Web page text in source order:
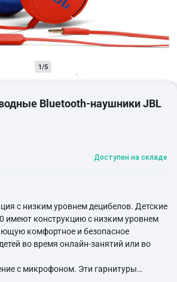
1/5
Bluetooth-наушники JBL
Доступен на складе
с низким уровнем децибелов. Детские
имеют конструкцию с низким уровнем
комфортное и безопасное
во время онлайн-занятий или во
с микрофоном. Эти гарнитуры